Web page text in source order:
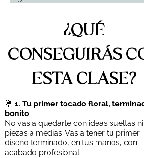
¿QUÉ
CONSEGUIRÁS
ESTA CLASE?
💐 1. Tu primer tocado floral,
bonito
No vas a quedarte con ideas sueltas ni
piezas a medias. Vas a tener tu primer
diseño terminado, en tus manos, con
acabado profesional.